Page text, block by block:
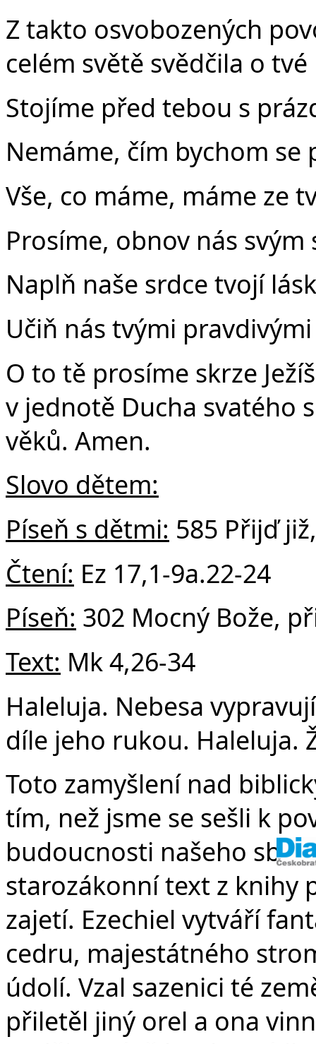
v
Z takto osvobozených
celém světě svědčila o tvé
Stojíme před tebou s
Nemáme, čím bychom
Vše, co máme, máme ze
Prosíme, obnov nás
Naplň naše srdce tvojí
Učiň nás tvými
O to tě prosíme skrze
v jednotě Ducha svatého
věků. Amen.
Slovo dětem:
Píseň s dětmi: 585 Přijď
Čtení: Ez 17,1-9a.22-24
Píseň: 302 Mocný Bože,
Text: Mk 4,26-34
Haleluja. Nebesa
díle jeho rukou. Haleluja.
Toto zamyšlení nad
tím, než jsme se sešli k
budoucnosti našeho
starozákonní text z knihy
zajetí. Ezechiel vytváří
cedru, majestátného
údolí. Vzal sazenici té
přiletěl jiný orel a ona